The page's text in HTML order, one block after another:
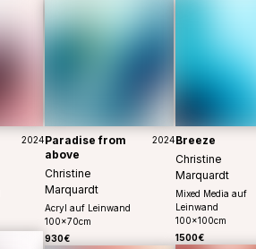
2024Paradise from
above
Christine
Marquardt
Acryl auf Leinwand
100x70cm
930€
2024Breeze
Christine
Marquardt
Mixed Media auf
Leinwand
100x100cm
1500€